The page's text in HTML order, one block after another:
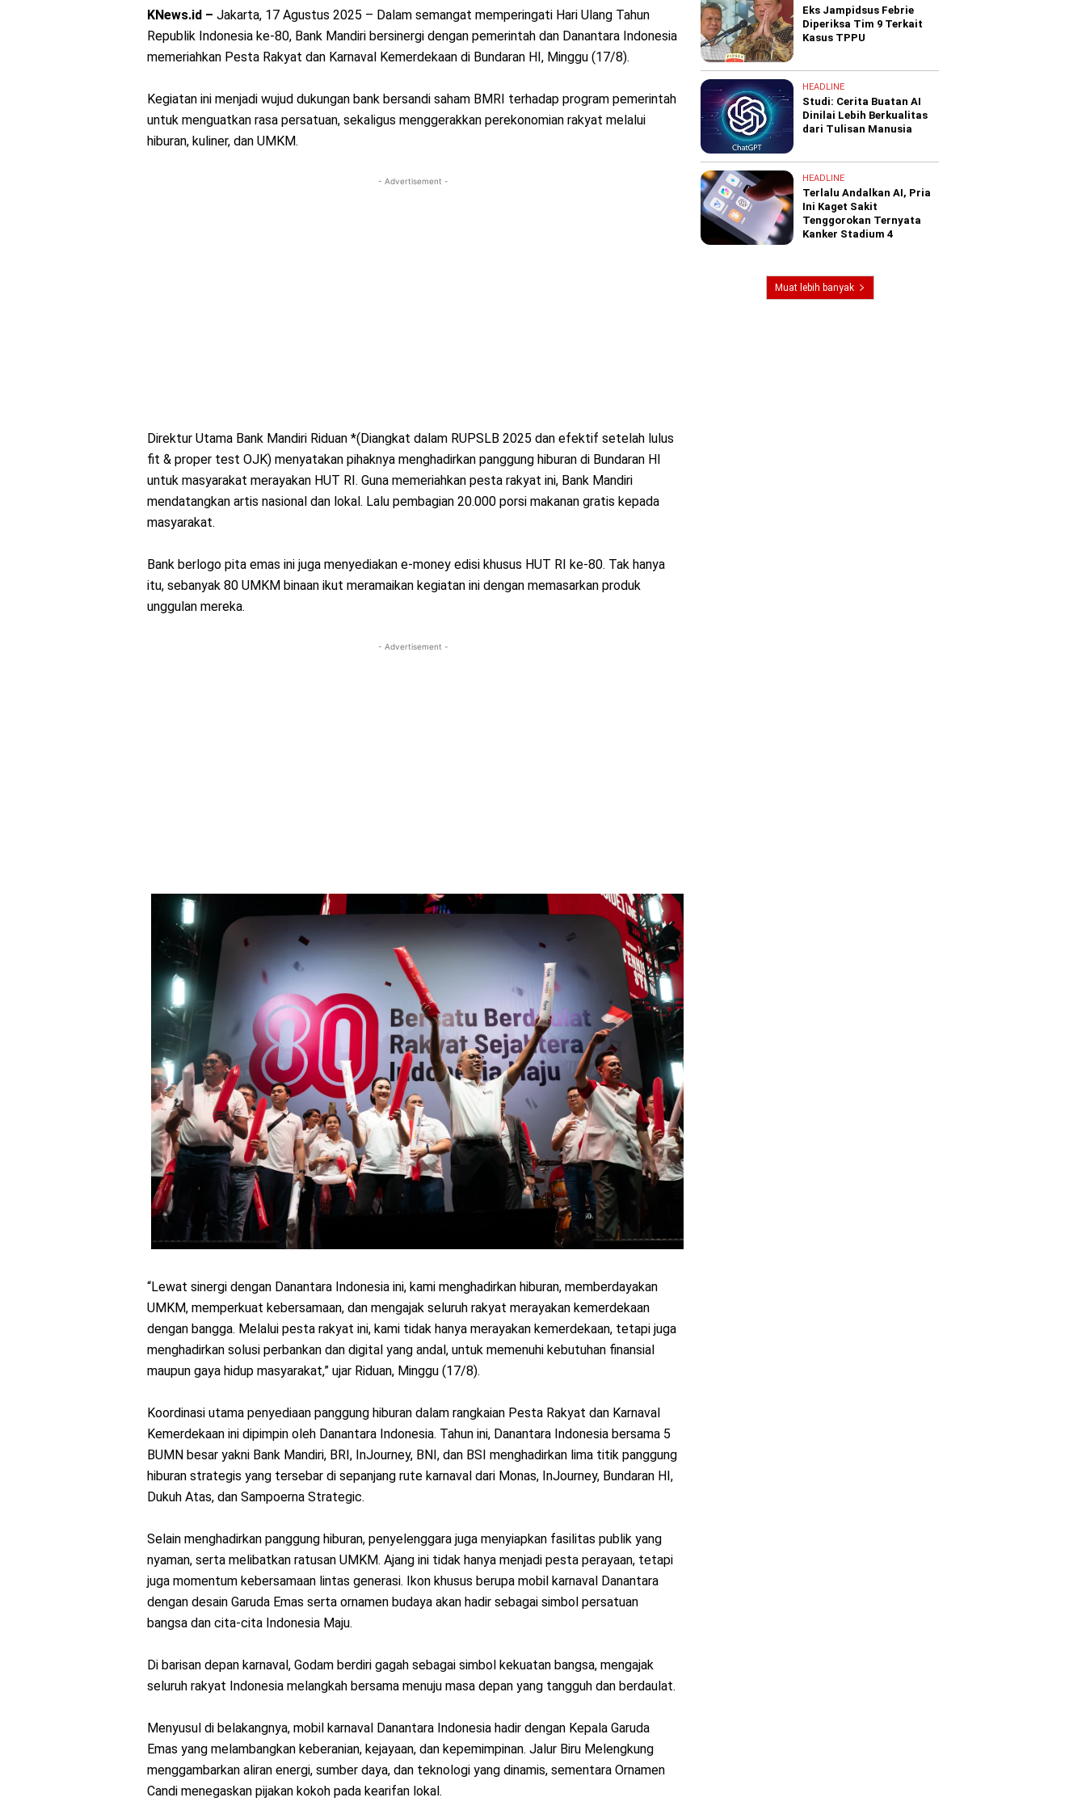
KNews.id – Jakarta, 17 Agustus 2025 – Dalam semangat memperingati Hari Ulang Tahun
Republik Indonesia ke-80, Bank Mandiri bersinergi dengan pemerintah dan Danantara Indonesia
memeriahkan Pesta Rakyat dan Karnaval Kemerdekaan di Bundaran HI, Minggu (17/8).
Kegiatan ini menjadi wujud dukungan bank bersandi saham BMRI terhadap program pemerintah
untuk menguatkan rasa persatuan, sekaligus menggerakkan perekonomian rakyat melalui
hiburan, kuliner, dan UMKM.
- Advertisement -
Direktur Utama Bank Mandiri Riduan *(Diangkat dalam RUPSLB 2025 dan efektif setelah lulus
fit & proper test OJK) menyatakan pihaknya menghadirkan panggung hiburan di Bundaran HI
untuk masyarakat merayakan HUT RI. Guna memeriahkan pesta rakyat ini, Bank Mandiri
mendatangkan artis nasional dan lokal. Lalu pembagian 20.000 porsi makanan gratis kepada
masyarakat.
Bank berlogo pita emas ini juga menyediakan e-money edisi khusus HUT RI ke-80. Tak hanya
itu, sebanyak 80 UMKM binaan ikut meramaikan kegiatan ini dengan memasarkan produk
unggulan mereka.
- Advertisement -
“Lewat sinergi dengan Danantara Indonesia ini, kami menghadirkan hiburan, memberdayakan
UMKM, memperkuat kebersamaan, dan mengajak seluruh rakyat merayakan kemerdekaan
dengan bangga. Melalui pesta rakyat ini, kami tidak hanya merayakan kemerdekaan, tetapi juga
menghadirkan solusi perbankan dan digital yang andal, untuk memenuhi kebutuhan finansial
maupun gaya hidup masyarakat,” ujar Riduan, Minggu (17/8).
Koordinasi utama penyediaan panggung hiburan dalam rangkaian Pesta Rakyat dan Karnaval
Kemerdekaan ini dipimpin oleh Danantara Indonesia. Tahun ini, Danantara Indonesia bersama 5
BUMN besar yakni Bank Mandiri, BRI, InJourney, BNI, dan BSI menghadirkan lima titik panggung
hiburan strategis yang tersebar di sepanjang rute karnaval dari Monas, InJourney, Bundaran HI,
Dukuh Atas, dan Sampoerna Strategic.
Selain menghadirkan panggung hiburan, penyelenggara juga menyiapkan fasilitas publik yang
nyaman, serta melibatkan ratusan UMKM. Ajang ini tidak hanya menjadi pesta perayaan, tetapi
juga momentum kebersamaan lintas generasi. Ikon khusus berupa mobil karnaval Danantara
dengan desain Garuda Emas serta ornamen budaya akan hadir sebagai simbol persatuan
bangsa dan cita-cita Indonesia Maju.
Di barisan depan karnaval, Godam berdiri gagah sebagai simbol kekuatan bangsa, mengajak
seluruh rakyat Indonesia melangkah bersama menuju masa depan yang tangguh dan berdaulat.
Menyusul di belakangnya, mobil karnaval Danantara Indonesia hadir dengan Kepala Garuda
Emas yang melambangkan keberanian, kejayaan, dan kepemimpinan. Jalur Biru Melengkung
menggambarkan aliran energi, sumber daya, dan teknologi yang dinamis, sementara Ornamen
Candi menegaskan pijakan kokoh pada kearifan lokal.
Eks Jampidsus Febrie
Diperiksa Tim 9 Terkait
Kasus TPPU
HEADLINE
Studi: Cerita Buatan AI
Dinilai Lebih Berkualitas
dari Tulisan Manusia
HEADLINE
Terlalu Andalkan AI, Pria
Ini Kaget Sakit
Tenggorokan Ternyata
Kanker Stadium 4
Muat lebih banyak